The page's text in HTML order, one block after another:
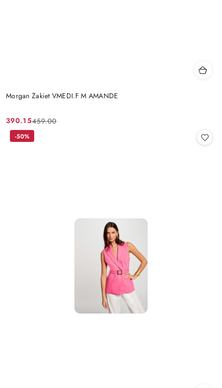
Morgan Żakiet VMEDI.F M AMANDE
Cena
promocyjna:
390.15
Cena
przed
459.00
-50%